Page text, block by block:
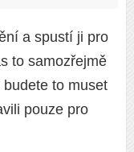
a spustí ji pro
to samozřejmě
to muset
pouze pro